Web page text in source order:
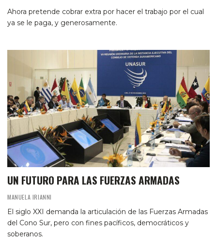
Ahora pretende cobrar extra por hacer el trabajo por el cual
ya se le paga, y generosamente.
UN FUTURO PARA LAS FUERZAS ARMADAS
MANUELA IRIANNI
El siglo XXI demanda la articulación de las Fuerzas Armadas
del Cono Sur, pero con fines pacíficos, democráticos y
soberanos.